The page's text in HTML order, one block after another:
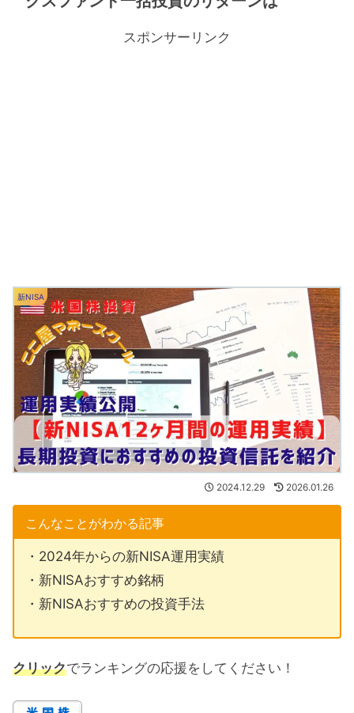
スポンサーリンク
新NISA
2024.12.29 2026.01.26
こんなことがわかる記事
・2024年からの新NISA運用実績
・新NISAおすすめ銘柄
・新NISAおすすめの投資手法
クリックでランキングの応援をしてください！